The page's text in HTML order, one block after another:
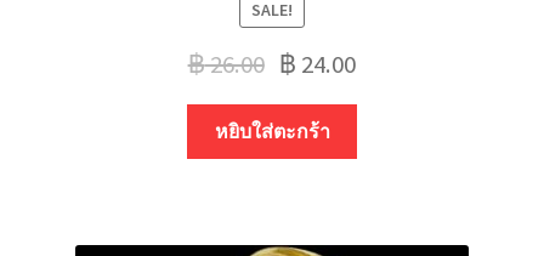
SALE!
฿26.00 ฿ 24.00
หยิบใส่ตะกร้า